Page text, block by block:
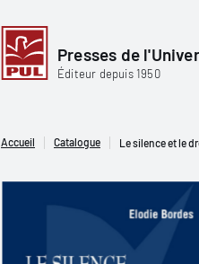
Presses de
Éditeur depuis 1950
Accueil Catalogue Le silence et le